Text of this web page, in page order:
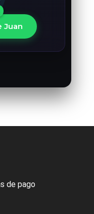
Juan
de pago